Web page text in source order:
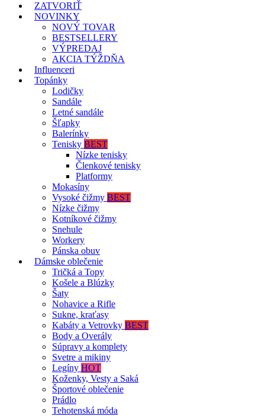
ZATVORIŤ
NOVINKY
NOVÝ TOVAR
BESTSELLERY
VÝPREDAJ
AKCIA TÝŽDŇA
Influenceri
Topánky
Lodičky
Sandále
Letné sandále
Šľapky
Balerínky
Tenisky BEST
Nízke tenisky
Členkové tenisky
Platformy
Mokasíny
Vysoké čižmy BEST
Nízke čižmy
Kotníkové čižmy
Snehule
Workery
Pánska obuv
Dámske oblečenie
Tričká a Topy
Košele a Blúzky
Šaty
Nohavice a Rifle
Sukne, kraťasy
Kabáty a Vetrovky BEST
Body a Overály
Súpravy a komplety
Svetre a mikiny
Legíny HOT
Koženky, Vesty a Saká
Športové oblečenie
Prádlo
Tehotenská móda